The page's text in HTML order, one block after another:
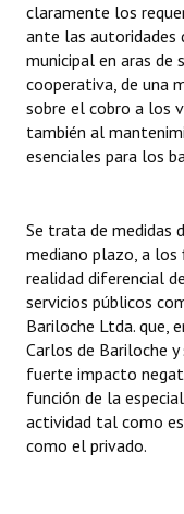
claramente los
ante las autoridades
municipal en aras de
cooperativa, de una
sobre el cobro a los
también al
esenciales para los
Se trata de medidas
mediano plazo, a los
realidad diferencial
servicios públicos
Bariloche Ltda. que,
Carlos de Bariloche
fuerte impacto
función de la
actividad tal como
como el privado.